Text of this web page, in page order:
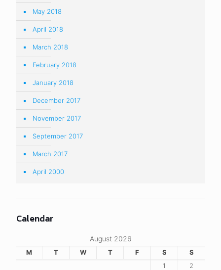
May 2018
April 2018
March 2018
February 2018
January 2018
December 2017
November 2017
September 2017
March 2017
April 2000
Calendar
August 2026
M T W T F S
S
1
2